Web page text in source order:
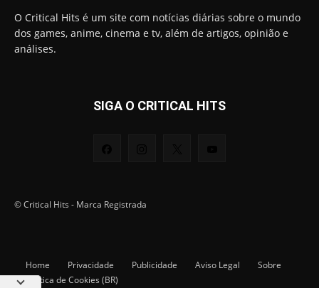
O Critical Hits é um site com notícias diárias sobre o mundo
dos games, anime, cinema e tv, além de artigos, opinião e
análises.
SIGA O CRITICAL HITS
© Critical Hits - Marca Registrada
Home Privacidade Publicidade Aviso Legal
Sobre
Política de Cookies (BR)